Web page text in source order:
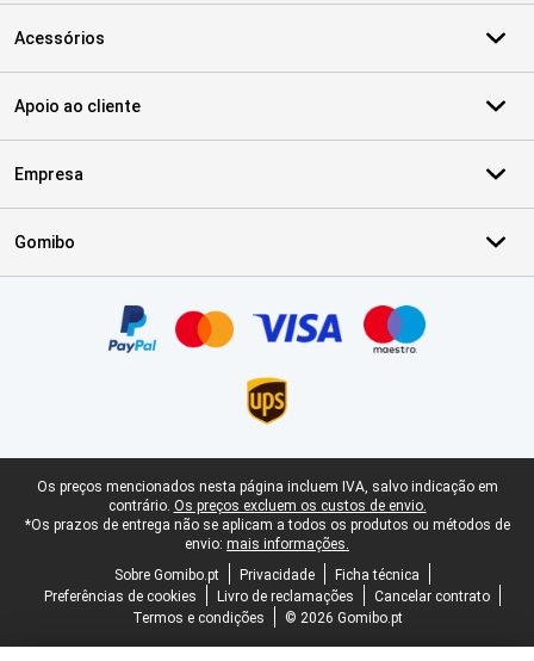
Acessórios
Apoio ao cliente
Empresa
Gomibo
Rodapé legal
Os preços mencionados nesta página incluem IVA, salvo indicação em
contrário. Os preços excluem os custos de envio.
*Os prazos de entrega não se aplicam a todos os produtos ou métodos de
envio: mais informações.
Sobre Gomibo.pt
Privacidade
Ficha técnica
Preferências de cookies
Livro de reclamações
Cancelar contrato
Termos e condições
© 2026 Gomibo.pt